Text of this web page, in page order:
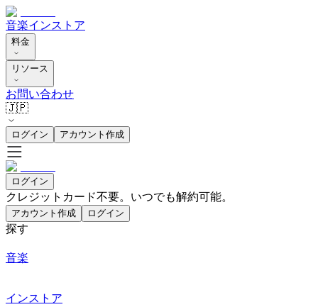
音楽インストア
料金
リソース
お問い合わせ
🇯🇵
ログイン アカウント作成
ログイン
クレジットカード不要。いつでも解約可能。
アカウント作成 ログイン
探す
音楽
インストア